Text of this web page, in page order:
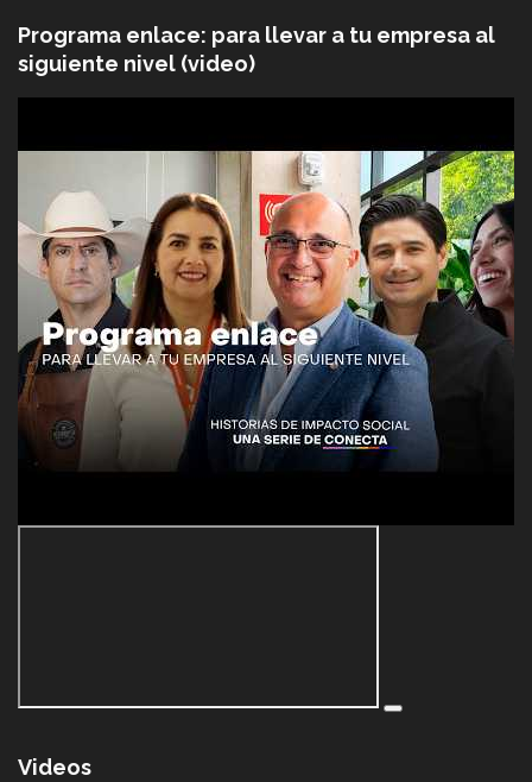
Programa enlace: para llevar a tu empresa al
siguiente nivel (video)
Videos